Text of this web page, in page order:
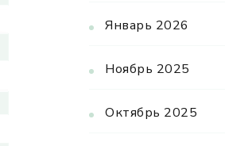
Январь 2026
Ноябрь 2025
Октябрь 2025